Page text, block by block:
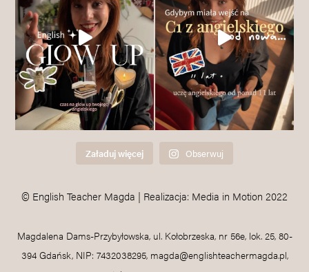
Załaduj więcej Obserwuj
© English Teacher Magda | Realizacja: Media in Motion 2022
Magdalena Dams-Przybyłowska, ul. Kołobrzeska, nr 56e, lok. 25, 80-
394 Gdańsk, NIP: 7432038295, magda@englishteachermagda.pl,